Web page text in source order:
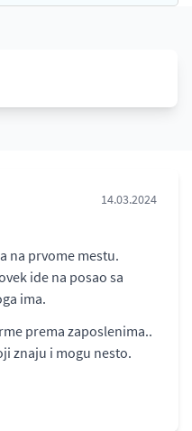
14.03.2024
na prvome mestu.
ide na posao sa
ima.
prema zaposlenima..
znaju i mogu nesto.